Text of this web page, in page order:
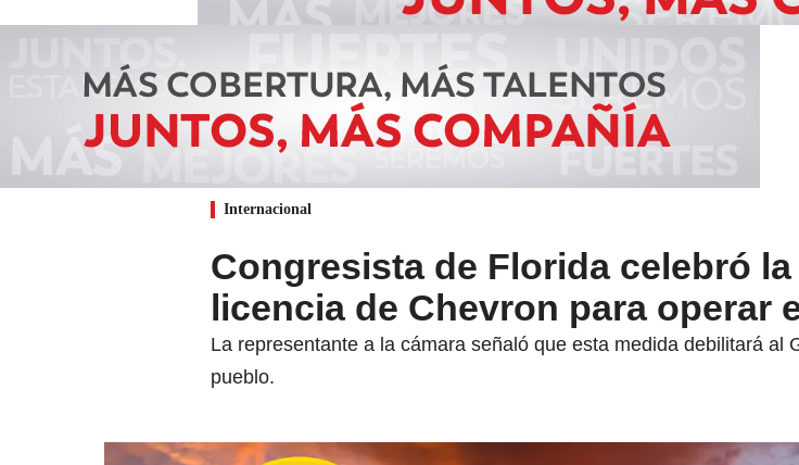
Internacional
Congresista de Florida celebró
licencia de Chevron para operar
La representante a la cámara señaló que esta medida debilitará al
pueblo.